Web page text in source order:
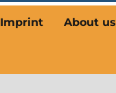
Imprint About us